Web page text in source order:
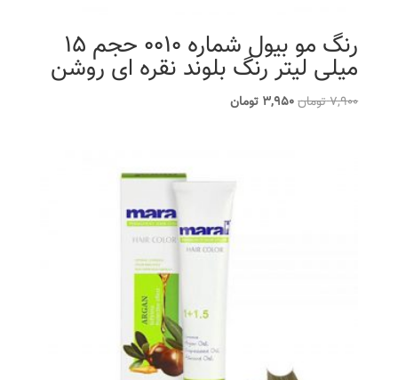
رنگ مو بیول شماره 0010 حجم 15
میلی لیتر رنگ بلوند نقره ای روشن
7,900تومانقیمت
3,950 تومانقیمت